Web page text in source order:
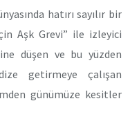
hatırı sayılır bir
Aşk Grevi” ile izleyici
düşen ve bu yüzden
getirmeye çalışan
günümüze kesitler